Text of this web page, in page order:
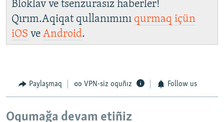
Bloklav ve tsenzurasız haberler!
Qırım.Aqiqat qullanımını qurmaq içün
iOS ve Android.
Paylaşmaq VPN-siz oquñız Follow us
Oqumağa devam etiñiz